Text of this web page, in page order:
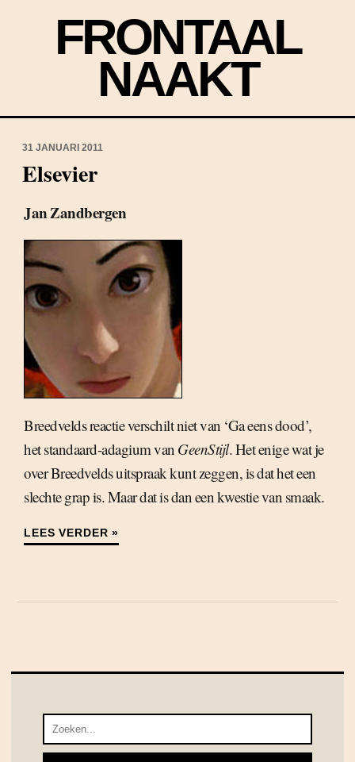
FRONTAAL
NAAKT
31 JANUARI 2011
Elsevier
Jan Zandbergen
Breedvelds reactie verschilt niet van ‘Ga eens dood’,
het standaard-adagium van GeenStijl. Het enige wat je
over Breedvelds uitspraak kunt zeggen, is dat het een
slechte grap is. Maar dat is dan een kwestie van smaak.
LEES VERDER »